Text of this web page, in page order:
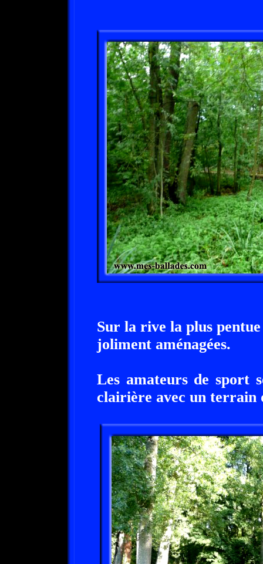
Sur la rive la plus
joliment aménagées.
Les amateurs de sport
clairière avec un terrain